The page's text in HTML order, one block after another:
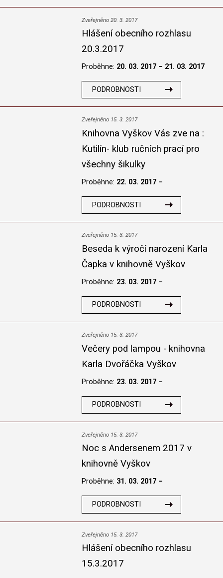
Zveřejněno 20. 3. 2017
Hlášení obecního rozhlasu
20.3.2017
Proběhne: 20. 03. 2017 – 21. 03. 2017
PODROBNOSTI
Zveřejněno 15. 3. 2017
Knihovna Vyškov Vás zve na :
Kutilín- klub ručních prací pro
všechny šikulky
Proběhne: 22. 03. 2017 –
PODROBNOSTI
Zveřejněno 15. 3. 2017
Beseda k výročí narození Karla
Čapka v knihovně Vyškov
Proběhne: 23. 03. 2017 –
PODROBNOSTI
Zveřejněno 15. 3. 2017
Večery pod lampou - knihovna
Karla Dvořáčka Vyškov
Proběhne: 23. 03. 2017 –
PODROBNOSTI
Zveřejněno 15. 3. 2017
Noc s Andersenem 2017 v
knihovně Vyškov
Proběhne: 31. 03. 2017 –
PODROBNOSTI
Zveřejněno 15. 3. 2017
Hlášení obecního rozhlasu
15.3.2017